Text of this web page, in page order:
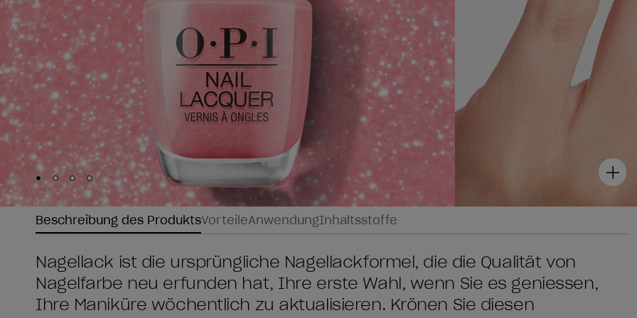
Skip to slide 1
Skip to slide 2
Skip to slide3
Skip to slide4
Beschreibung des ProduktsVorteileAnwendungInhaltsstoffe
Nagellack ist die ursprüngliche Nagellackformel, die die Qualität von
Nagelfarbe neu erfunden hat, Ihre erste Wahl, wenn Sie es geniessen,
Ihre Maniküre wöchentlich zu aktualisieren. Krönen Sie diesen